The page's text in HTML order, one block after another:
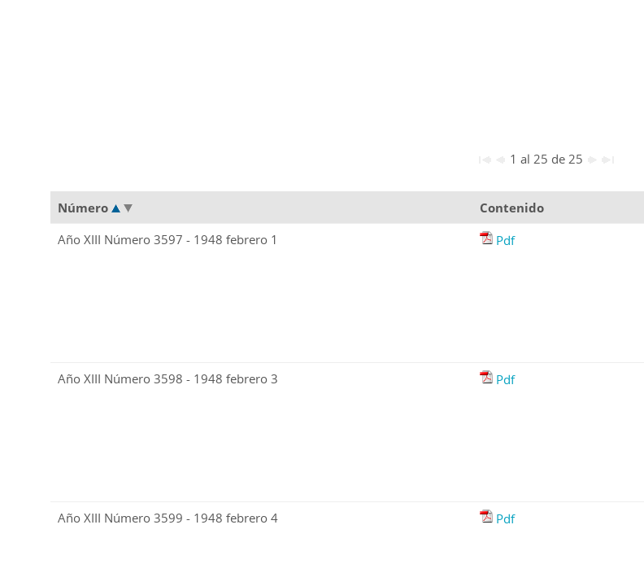
1 al 25 de 25
Número Contenido
Año XIII Número 3597 - 1948 febrero 1
Pdf
Año XIII Número 3598 - 1948 febrero 3 Pdf
Año XIII Número 3599 - 1948 febrero 4 Pdf